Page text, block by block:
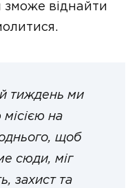
зможе віднайти
тиждень ми
на
щоб
сюди, міг
захист та